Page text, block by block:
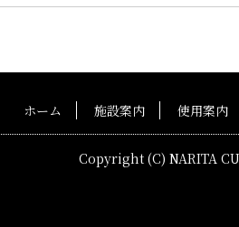
ホーム 施設案内 使用案内
Copyright (C) NARITA